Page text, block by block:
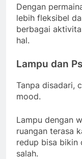
Dengan
lebih fleksibel
berbagai
hal.
Lampu dan
Tanpa disadari,
mood.
Lampu dengan
ruangan terasa
redup bisa bikin
salah.